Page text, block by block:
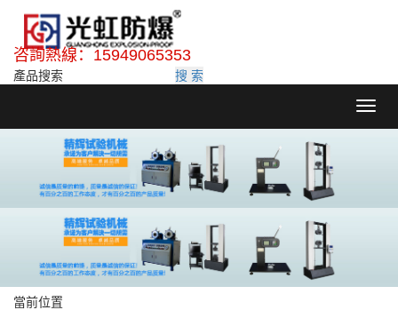
咨詢熱線：15949065353
搜 索
當前位置